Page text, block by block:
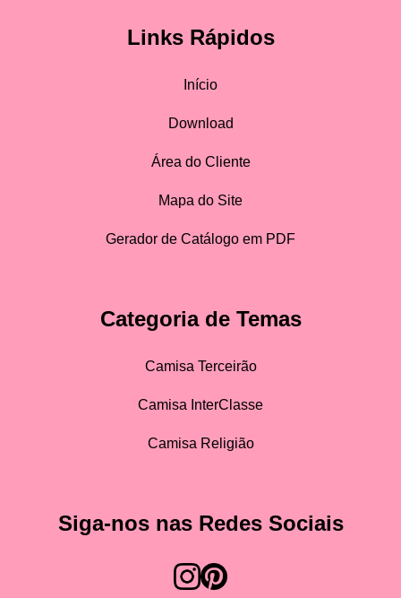
Links Rápidos
Início
Download
Área do Cliente
Mapa do Site
Gerador de Catálogo em PDF
Categoria de Temas
Camisa Terceirão
Camisa InterClasse
Camisa Religião
Siga-nos nas Redes Sociais